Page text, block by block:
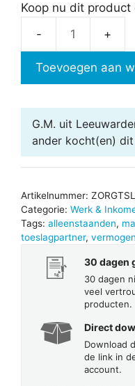
Koop nu dit product
Toevoegen aan
G.M. uit
ander kocht(en)
Artikelnummer:
Categorie: Werk &
Tags: alleenstaanden,
toeslagpartner, vermogen
30 dagen
30 dagen
veel
producten.
Direct
Download
de link in
account.